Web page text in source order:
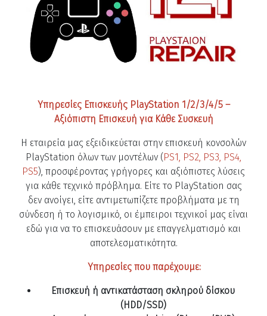
Υπηρεσίες Επισκευής PlayStation 1/2/3/4/5 –
Αξιόπιστη Επισκευή για Κάθε Συσκευή
Η εταιρεία μας εξειδικεύεται στην επισκευή κονσολών
PlayStation όλων των μοντέλων (PS1, PS2, PS3, PS4,
PS5), προσφέροντας γρήγορες και αξιόπιστες λύσεις
για κάθε τεχνικό πρόβλημα. Είτε το PlayStation σας
δεν ανοίγει, είτε αντιμετωπίζετε προβλήματα με τη
σύνδεση ή το λογισμικό, οι έμπειροι τεχνικοί μας είναι
εδώ για να το επισκευάσουν με επαγγελματισμό και
αποτελεσματικότητα.
Υπηρεσίες που παρέχουμε:
Επισκευή ή αντικατάσταση σκληρού δίσκου
(HDD/SSD)